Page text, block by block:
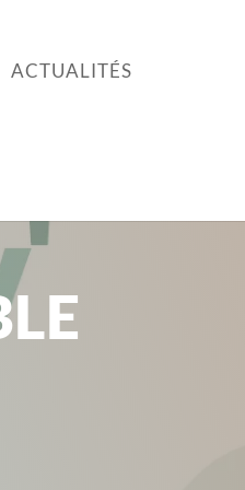
ACTUALITÉS